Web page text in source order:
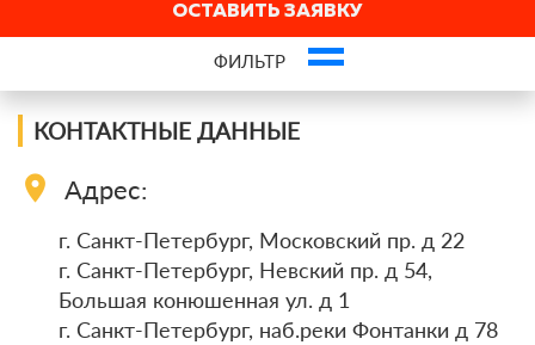
КОНТАКТНЫЕ ДАННЫЕ
location_on Адрес:
г. Санкт-Петербург, Московский пр. д 22
г. Санкт-Петербург, Невский пр. д 54,
Большая конюшенная ул. д 1
г. Санкт-Петербург, наб.реки Фонтанки д 78
ОСТАВИТЬ ЗАЯВКУ
ФИЛЬТР
Это ваша компания? Зарегистрируйте представителя и получите новых
клиентов